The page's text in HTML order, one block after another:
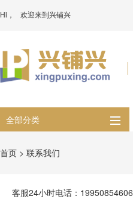
Hi， 欢迎来到兴铺兴
全部分类
首页 > 联系我们
客服24小时电话：19950854606